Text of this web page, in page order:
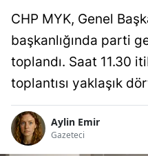
CHP MYK, Genel
başkanlığında parti
toplandı. Saat 11.30
toplantısı yaklaşık
Aylin Emir
Gazeteci